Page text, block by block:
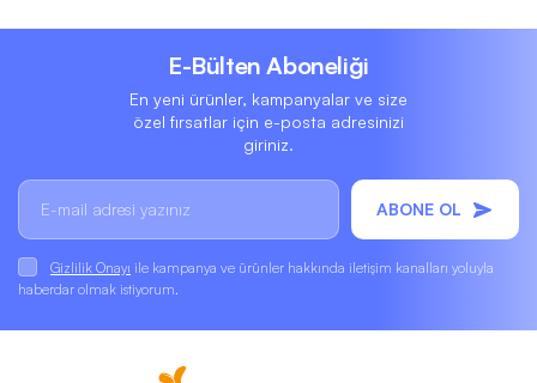
E-Bülten Aboneliği
En yeni ürünler, kampanyalar ve size
özel fırsatlar için e-posta adresinizi
giriniz.
ABONE OL
Gizlilik Onayı ile kampanya ve ürünler hakkında iletişim kanalları yoluyla
haberdar olmak istiyorum.